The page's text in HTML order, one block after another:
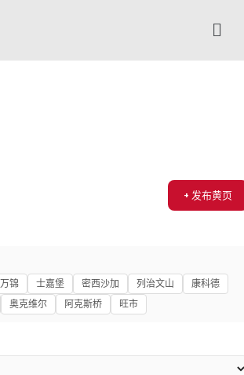
+ 发布黄页
万锦 士嘉堡 密西沙加 列治文山
康科德
奥克维尔 阿克斯桥 旺市